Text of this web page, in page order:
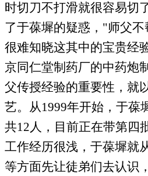
时切刀不打滑就很容易切
了于葆墀的疑惑， "师父
很难知晓这其中的宝贵经
京同仁堂制药厂的中药炮
父传授经验的重要性，就
艺。从1999年开始，于葆
共12人，目前正在带第四
工作经历很浅，于葆墀就
等方面先让徒弟们去认识，